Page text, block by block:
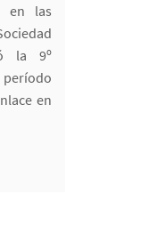
en las
la 9º
en